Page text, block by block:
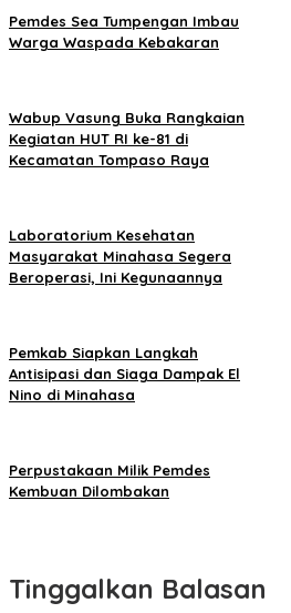
Pemdes Sea Tumpengan Imbau
Warga Waspada Kebakaran
Wabup Vasung Buka Rangkaian
Kegiatan HUT RI ke-81 di
Kecamatan Tompaso Raya
Laboratorium Kesehatan
Masyarakat Minahasa Segera
Beroperasi, Ini Kegunaannya
Pemkab Siapkan Langkah
Antisipasi dan Siaga Dampak El
Nino di Minahasa
Perpustakaan Milik Pemdes
Kembuan Dilombakan
Tinggalkan Balasan